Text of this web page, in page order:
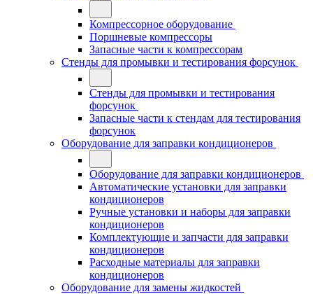
Компрессорное оборудование
Поршневые компрессоры
Запасные части к компрессорам
Стенды для промывки и тестирования форсунок
Стенды для промывки и тестирования
форсунок
Запасные части к стендам для тестирования
форсунок
Оборудование для заправки кондиционеров
Оборудование для заправки кондиционеров
Автоматические установки для заправки
кондиционеров
Ручные установки и наборы для заправки
кондиционеров
Комплектующие и запчасти для заправки
кондиционеров
Расходные материалы для заправки
кондиционеров
Оборудование для замены жидкостей